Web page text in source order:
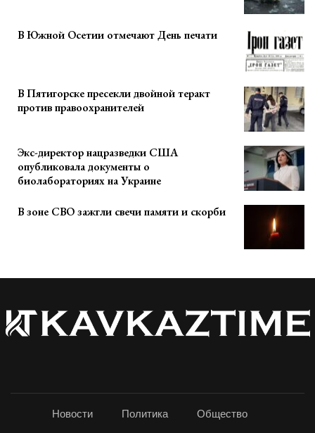
В Южной Осетии отмечают День печати
В Пятигорске пресекли двойной теракт
против правоохранителей
Экс-директор нацразведки США
опубликовала документы о
биолабораториях на Украине
В зоне СВО зажгли свечи памяти и скорби
Новости Политика Общество